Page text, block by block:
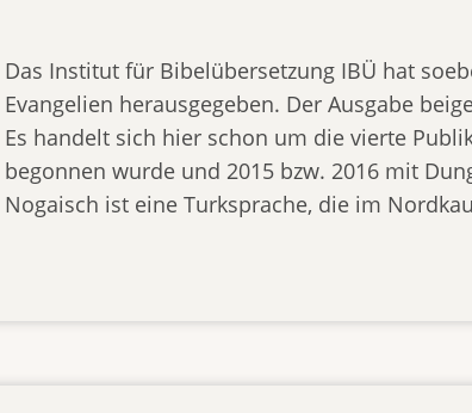
Das Institut für Bibelübersetzung IBÜ hat
Evangelien herausgegeben. Der Ausgabe
Es handelt sich hier schon um die vierte
begonnen wurde und 2015 bzw. 2016 mit
Nogaisch ist eine Turksprache, die im